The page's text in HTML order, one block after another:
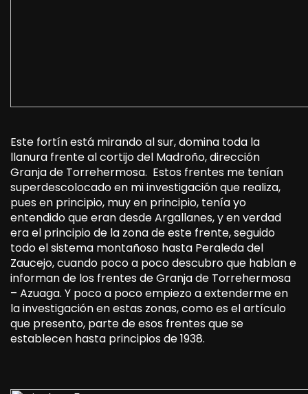
Este fortín está mirando al sur, domina toda la
llanura frente al cortijo del Madroño, dirección
Granja de Torrehermosa. Estos frentes me tenían
superdescolocado en mi investigación que realiza,
pues en principio, muy en principio, tenía yo
entendido que eran desde Argallanes, y en verdad
era el principio de la zona de este frente, seguido
todo el sistema montañoso hasta Peraleda del
Zaucejo, cuando poco a poco descubro que hablan e
informan de los frentes de Granja de Torrehermosa
– Azuaga. Y poco a poco empiezo a extenderme en
la investigación en estas zonas, como es el artículo
que presento, parte de esos frentes que se
establecen hasta principios de 1938.